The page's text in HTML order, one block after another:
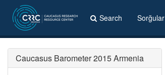
Search Sorğular
Caucasus Barometer 2015 Armenia